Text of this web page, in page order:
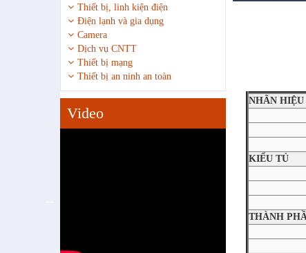
Thiết bị, linh kiện điện
Điện lạnh và gia dụng
Camera
Dịch vụ CNTT
Thiết bị mạng
Thiết bị an ninh an toàn
Video
NHÃN
KIỂU TỦ
THÀNH